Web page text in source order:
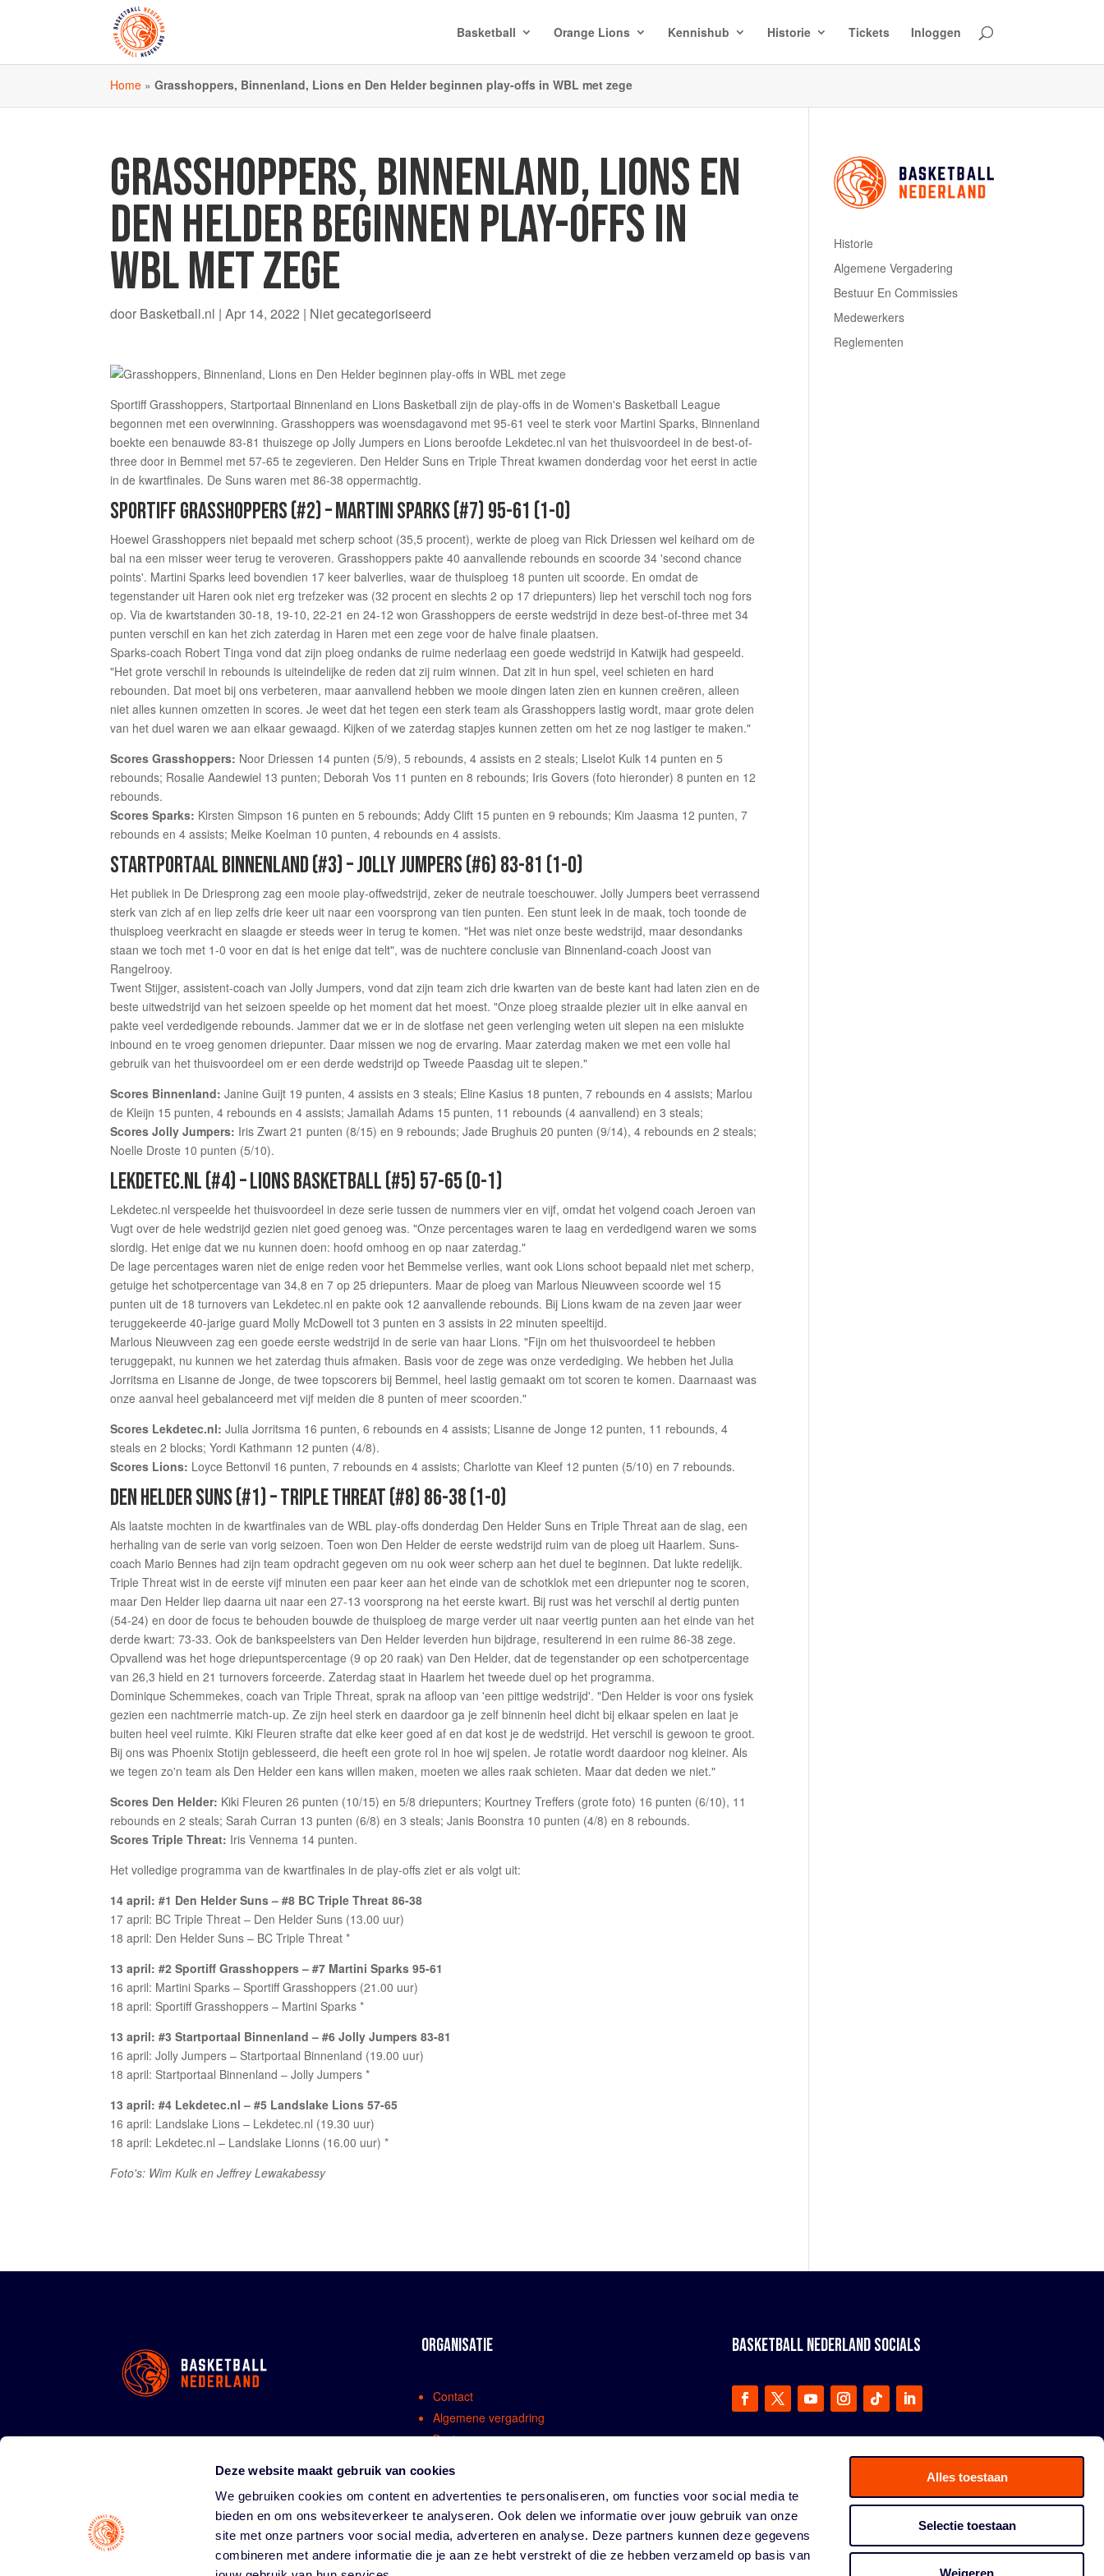
Deze website maakt gebruik van cookies
We gebruiken cookies om content en advertenties te personaliseren, om functies voor social media te
bieden en om ons websiteverkeer te analyseren. Ook delen we informatie over jouw gebruik van onze
site met onze partners voor social media, adverteren en analyse. Deze partners kunnen deze gegevens
combineren met andere informatie die je aan ze hebt verstrekt of die ze hebben verzameld op basis van
Alles toestaan
Selectie toestaan
Weigeren
Basketball Orange Lions Kennishub Historie Tickets Inloggen
Home »Grasshoppers, Binnenland, Lions en Den Helder beginnen play-offs in WBL met zege
GRASSHOPPERS, BINNENLAND, LIONS EN
DEN HELDER BEGINNEN PLAY-OFFS IN
WBL MET ZEGE
door Basketball.nl |Apr 14, 2022 | Niet gecategoriseerd
Sportiff Grasshoppers, Startportaal Binnenland en Lions Basketball zijn de play-offs in de Women's Basketball League
begonnen met een overwinning. Grasshoppers was woensdagavond met 95-61 veel te sterk voor Martini Sparks, Binnenland
boekte een benauwde 83-81 thuiszege op Jolly Jumpers en Lions beroofde Lekdetec.nl van het thuisvoordeel in de best-of-
three door in Bemmel met 57-65 te zegevieren. Den Helder Suns en Triple Threat kwamen donderdag voor het eerst in actie
in de kwartfinales. De Suns waren met 86-38 oppermachtig.
SPORTIFF GRASSHOPPERS (#2) – MARTINI SPARKS (#7) 95-61 (1-0)
Hoewel Grasshoppers niet bepaald met scherp schoot (35,5 procent), werkte de ploeg van Rick Driessen wel keihard om de
bal na een misser weer terug te veroveren. Grasshoppers pakte 40 aanvallende rebounds en scoorde 34 'second chance
points'. Martini Sparks leed bovendien 17 keer balverlies, waar de thuisploeg 18 punten uit scoorde. En omdat de
tegenstander uit Haren ook niet erg trefzeker was (32 procent en slechts 2 op 17 driepunters) liep het verschil toch nog fors
op. Via de kwartstanden 30-18, 19-10, 22-21 en 24-12 won Grasshoppers de eerste wedstrijd in deze best-of-three met 34
punten verschil en kan het zich zaterdag in Haren met een zege voor de halve finale plaatsen.
Sparks-coach Robert Tinga vond dat zijn ploeg ondanks de ruime nederlaag een goede wedstrijd in Katwijk had gespeeld.
"Het grote verschil in rebounds is uiteindelijke de reden dat zij ruim winnen. Dat zit in hun spel, veel schieten en hard
rebounden. Dat moet bij ons verbeteren, maar aanvallend hebben we mooie dingen laten zien en kunnen creëren, alleen
niet alles kunnen omzetten in scores. Je weet dat het tegen een sterk team als Grasshoppers lastig wordt, maar grote delen
van het duel waren we aan elkaar gewaagd. Kijken of we zaterdag stapjes kunnen zetten om het ze nog lastiger te maken."
Scores Grasshoppers: Noor Driessen 14 punten (5/9), 5 rebounds, 4 assists en 2 steals; Liselot Kulk 14 punten en 5
rebounds; Rosalie Aandewiel 13 punten; Deborah Vos 11 punten en 8 rebounds; Iris Govers (foto hieronder) 8 punten en 12
rebounds.
Scores Sparks: Kirsten Simpson 16 punten en 5 rebounds; Addy Clift 15 punten en 9 rebounds; Kim Jaasma 12 punten, 7
rebounds en 4 assists; Meike Koelman 10 punten, 4 rebounds en 4 assists.
STARTPORTAAL BINNENLAND (#3) – JOLLY JUMPERS (#6) 83-81 (1-0)
Het publiek in De Driesprong zag een mooie play-offwedstrijd, zeker de neutrale toeschouwer. Jolly Jumpers beet verrassend
sterk van zich af en liep zelfs drie keer uit naar een voorsprong van tien punten. Een stunt leek in de maak, toch toonde de
thuisploeg veerkracht en slaagde er steeds weer in terug te komen. "Het was niet onze beste wedstrijd, maar desondanks
staan we toch met 1-0 voor en dat is het enige dat telt", was de nuchtere conclusie van Binnenland-coach Joost van
Rangelrooy.
Twent Stijger, assistent-coach van Jolly Jumpers, vond dat zijn team zich drie kwarten van de beste kant had laten zien en de
beste uitwedstrijd van het seizoen speelde op het moment dat het moest. "Onze ploeg straalde plezier uit in elke aanval en
pakte veel verdedigende rebounds. Jammer dat we er in de slotfase net geen verlenging weten uit slepen na een mislukte
inbound en te vroeg genomen driepunter. Daar missen we nog de ervaring. Maar zaterdag maken we met een volle hal
gebruik van het thuisvoordeel om er een derde wedstrijd op Tweede Paasdag uit te slepen."
Scores Binnenland: Janine Guijt 19 punten, 4 assists en 3 steals; Eline Kasius 18 punten, 7 rebounds en 4 assists; Marlou
de Kleijn 15 punten, 4 rebounds en 4 assists; Jamailah Adams 15 punten, 11 rebounds (4 aanvallend) en 3 steals;
Scores Jolly Jumpers: Iris Zwart 21 punten (8/15) en 9 rebounds; Jade Brughuis 20 punten (9/14), 4 rebounds en 2 steals;
Noelle Droste 10 punten (5/10).
LEKDETEC.NL (#4) – LIONS BASKETBALL (#5) 57-65 (0-1)
Lekdetec.nl verspeelde het thuisvoordeel in deze serie tussen de nummers vier en vijf, omdat het volgend coach Jeroen van
Vugt over de hele wedstrijd gezien niet goed genoeg was. "Onze percentages waren te laag en verdedigend waren we soms
slordig. Het enige dat we nu kunnen doen: hoofd omhoog en op naar zaterdag."
De lage percentages waren niet de enige reden voor het Bemmelse verlies, want ook Lions schoot bepaald niet met scherp,
getuige het schotpercentage van 34,8 en 7 op 25 driepunters. Maar de ploeg van Marlous Nieuwveen scoorde wel 15
punten uit de 18 turnovers van Lekdetec.nl en pakte ook 12 aanvallende rebounds. Bij Lions kwam de na zeven jaar weer
teruggekeerde 40-jarige guard Molly McDowell tot 3 punten en 3 assists in 22 minuten speeltijd.
Marlous Nieuwveen zag een goede eerste wedstrijd in de serie van haar Lions. "Fijn om het thuisvoordeel te hebben
teruggepakt, nu kunnen we het zaterdag thuis afmaken. Basis voor de zege was onze verdediging. We hebben het Julia
Jorritsma en Lisanne de Jonge, de twee topscorers bij Bemmel, heel lastig gemaakt om tot scoren te komen. Daarnaast was
onze aanval heel gebalanceerd met vijf meiden die 8 punten of meer scoorden."
Scores Lekdetec.nl: Julia Jorritsma 16 punten, 6 rebounds en 4 assists; Lisanne de Jonge 12 punten, 11 rebounds, 4
steals en 2 blocks; Yordi Kathmann 12 punten (4/8).
Scores Lions: Loyce Bettonvil 16 punten, 7 rebounds en 4 assists; Charlotte van Kleef 12 punten (5/10) en 7 rebounds.
DEN HELDER SUNS (#1) – TRIPLE THREAT (#8) 86-38 (1-0)
Als laatste mochten in de kwartfinales van de WBL play-offs donderdag Den Helder Suns en Triple Threat aan de slag, een
herhaling van de serie van vorig seizoen. Toen won Den Helder de eerste wedstrijd ruim van de ploeg uit Haarlem. Suns-
coach Mario Bennes had zijn team opdracht gegeven om nu ook weer scherp aan het duel te beginnen. Dat lukte redelijk.
Triple Threat wist in de eerste vijf minuten een paar keer aan het einde van de schotklok met een driepunter nog te scoren,
maar Den Helder liep daarna uit naar een 27-13 voorsprong na het eerste kwart. Bij rust was het verschil al dertig punten
(54-24) en door de focus te behouden bouwde de thuisploeg de marge verder uit naar veertig punten aan het einde van het
derde kwart: 73-33. Ook de bankspeelsters van Den Helder leverden hun bijdrage, resulterend in een ruime 86-38 zege.
Opvallend was het hoge driepuntspercentage (9 op 20 raak) van Den Helder, dat de tegenstander op een schotpercentage
van 26,3 hield en 21 turnovers forceerde. Zaterdag staat in Haarlem het tweede duel op het programma.
Dominique Schemmekes, coach van Triple Threat, sprak na afloop van 'een pittige wedstrijd'. "Den Helder is voor ons fysiek
gezien een nachtmerrie match-up. Ze zijn heel sterk en daardoor ga je zelf binnenin heel dicht bij elkaar spelen en laat je
buiten heel veel ruimte. Kiki Fleuren strafte dat elke keer goed af en dat kost je de wedstrijd. Het verschil is gewoon te groot.
Bij ons was Phoenix Stotijn geblesseerd, die heeft een grote rol in hoe wij spelen. Je rotatie wordt daardoor nog kleiner. Als
we tegen zo'n team als Den Helder een kans willen maken, moeten we alles raak schieten. Maar dat deden we niet."
Scores Den Helder: Kiki Fleuren 26 punten (10/15) en 5/8 driepunters; Kourtney Treffers (grote foto) 16 punten (6/10), 11
rebounds en 2 steals; Sarah Curran 13 punten (6/8) en 3 steals; Janis Boonstra 10 punten (4/8) en 8 rebounds.
Scores Triple Threat: Iris Vennema 14 punten.
Het volledige programma van de kwartfinales in de play-offs ziet er als volgt uit:
14 april: #1 Den Helder Suns – #8 BC Triple Threat 86-38
17 april: BC Triple Threat – Den Helder Suns (13.00 uur)
18 april: Den Helder Suns – BC Triple Threat *
13 april: #2 Sportiff Grasshoppers – #7 Martini Sparks 95-61
16 april: Martini Sparks – Sportiff Grasshoppers (21.00 uur)
18 april: Sportiff Grasshoppers – Martini Sparks *
13 april: #3 Startportaal Binnenland – #6 Jolly Jumpers 83-81
16 april: Jolly Jumpers – Startportaal Binnenland (19.00 uur)
18 april: Startportaal Binnenland – Jolly Jumpers *
13 april: #4 Lekdetec.nl – #5 Landslake Lions 57-65
16 april: Landslake Lions – Lekdetec.nl (19.30 uur)
18 april: Lekdetec.nl – Landslake Lionns (16.00 uur) *
Foto's: Wim Kulk en Jeffrey Lewakabessy
Historie
Algemene Vergadering
Bestuur En Commissies
Medewerkers
Reglementen
ORGANISATIE
Contact
Algemene vergadring
Bestuur
Bondsreglementen
Klachtenregeling
Partners
Vacatures
BASKETBALL NEDERLAND SOCIALS